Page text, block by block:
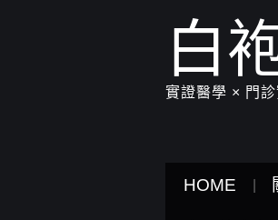
白
實證醫學 × 門
HOME